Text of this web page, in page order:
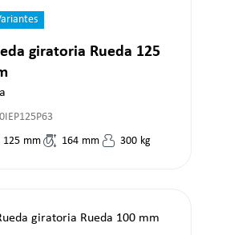
giratoria Rueda 125
125 mm 164 mm 300 kg